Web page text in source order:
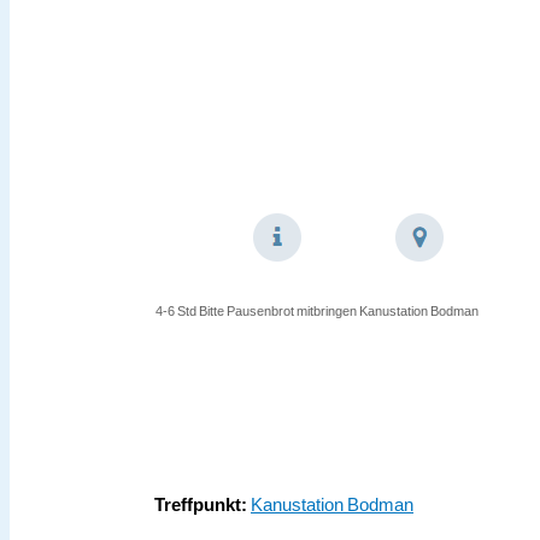
4-6 Std Bitte Pausenbrotmitbringen Kanustation Bodman
Treffpunkt: Kanustation Bodman